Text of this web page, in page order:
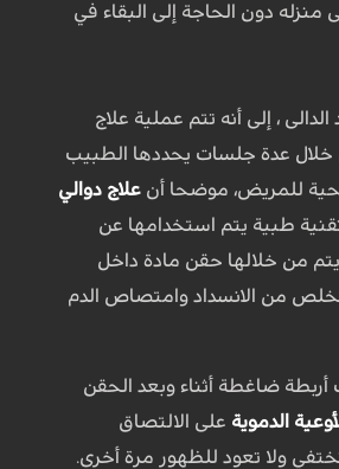
منزله دون الحاجة إلى البقاء في
الدالى ، إلى أنه تتم عملية علاج
خلال عدة جلسات يحددها الطبيب
للمريض، موضحا أن علاج دوالي
طبية يتم استخدامها عن
من خلالها حقن مادة داخل
من الانسداد وامتصاص الدم
ضاغطة أثناء وبعد الحقن
الدموية على الالتصاق
ولا تعود للظهور مرة أخرى.